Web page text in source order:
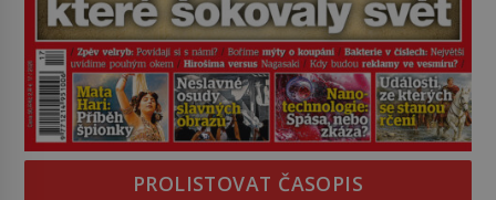
PROLISTOVAT ČASOPIS